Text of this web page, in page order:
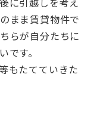
まま賃貸物件で
らが自分たちに
です。
もたてていきた